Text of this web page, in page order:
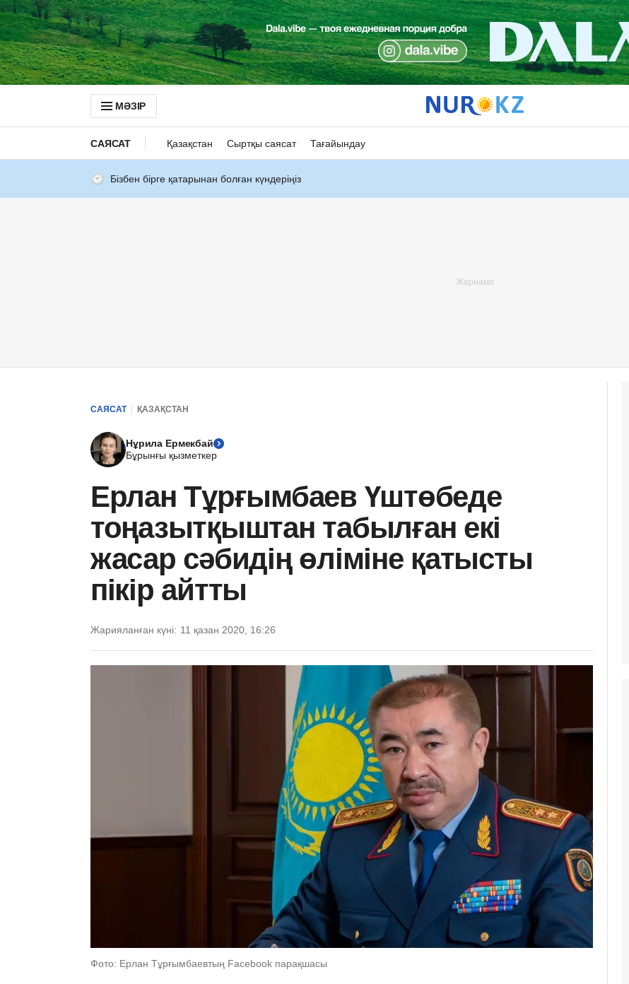
МӘЗІР
САЯСАТ Қазақстан Сыртқы саясат Тағайындау
Бізбен бірге қатарынан болған күндеріңіз
САЯСАТ ҚАЗАҚСТАН
Нұрила Ермекбай
Бұрынғы қызметкер
Ерлан Тұрғымбаев Үштөбеде
тоңазытқыштан табылған екі
жасар сәбидің өліміне қатысты
пікір айтты
Жарияланған күні: 11 қазан 2020, 16:26
Фото: Ерлан Тұрғымбаевтың Facebook парақшасы